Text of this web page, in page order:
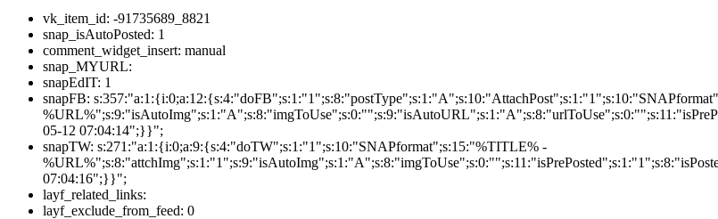
vk_item_id: -91735689_8821
snap_isAutoPosted: 1
comment_widget_insert: manual
snap_MYURL:
snapEdIT: 1
snapFB:
05-12 07:04:14";}}";
snapTW: s:271:"a:1:{i:0;a:9:{s:4:"doTW";s:1:"1";s:10:"SNAPformat";s:15:"%TITLE% -
07:04:16";}}";
layf_related_links:
layf_exclude_from_feed: 0